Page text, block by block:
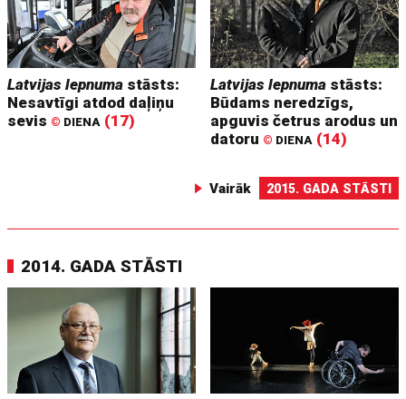
Latvijas lepnuma stāsts:
Nesavtīgi atdod daļiņu
sevis © DIENA (17)
Latvijas lepnuma stāsts:
Būdams neredzīgs,
apguvis četrus arodus un
datoru © DIENA (14)
Vairāk 2015. GADA STĀSTI
2014. GADA STĀSTI